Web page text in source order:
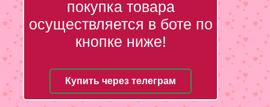
покупка товара
осуществляется в боте по
кнопке ниже!
Купить через телеграм